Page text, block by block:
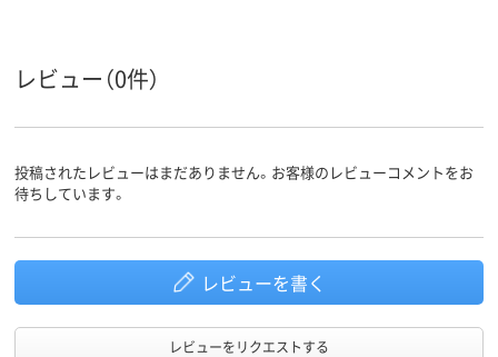
レビュー（0件）
投稿されたレビューはまだありません。お客様のレビューコメントをお
待ちしています。
レビューを書く
レビューをリクエストする